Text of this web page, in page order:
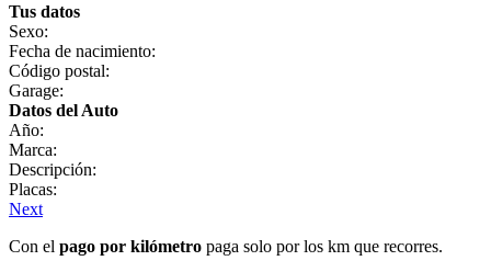
Tus datos
Sexo:
Fecha de nacimiento:
Código postal:
Garage:
Datos del Auto
Año:
Marca:
Descripción:
Placas:
Next
Con el pago por kilómetro paga solo por los km que recorres.